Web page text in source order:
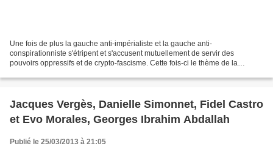
Une fois de plus la gauche anti-impérialiste et la gauche anti-
conspirationniste s'étripent et s'accusent mutuellement de servir des
pouvoirs oppressifs et de crypto-fascisme. Cette fois-ci le thème de la
Jacques Vergès, Danielle Simonnet, Fidel Castro
et Evo Morales, Georges Ibrahim Abdallah
Publié le 25/03/2013 à 21:05